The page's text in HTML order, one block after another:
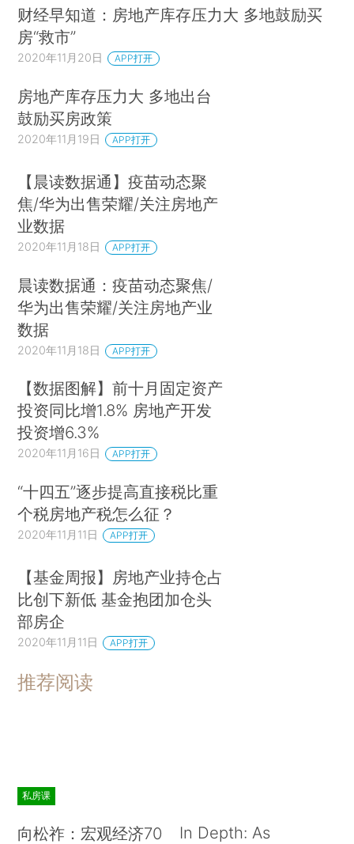
财经早知道：房地产库存压力大 多地鼓励买
房“救市”
2020年11月20日 APP打开
房地产库存压力大 多地出台
鼓励买房政策
2020年11月19日 APP打开
【晨读数据通】疫苗动态聚
焦/华为出售荣耀/关注房地产
业数据
2020年11月18日 APP打开
晨读数据通：疫苗动态聚焦/
华为出售荣耀/关注房地产业
数据
2020年11月18日 APP打开
【数据图解】前十月固定资产
投资同比增1.8% 房地产开发
投资增6.3%
2020年11月16日 APP打开
“十四五”逐步提高直接税比重
个税房地产税怎么征？
2020年11月11日 APP打开
【基金周报】房地产业持仓占
比创下新低 基金抱团加仓头
部房企
2020年11月11日 APP打开
推荐阅读
私房课
向松祚：宏观经济70
In Depth: As